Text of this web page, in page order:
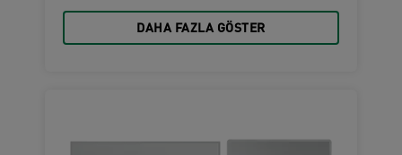
DAHA FAZLA GÖSTER